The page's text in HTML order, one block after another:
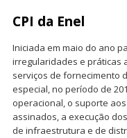
CPI da Enel
Iniciada em maio do ano
irregularidades e práticas
serviços de fornecimento
especial, no período de
operacional, o suporte
assinados, a execução
de infraestrutura e de